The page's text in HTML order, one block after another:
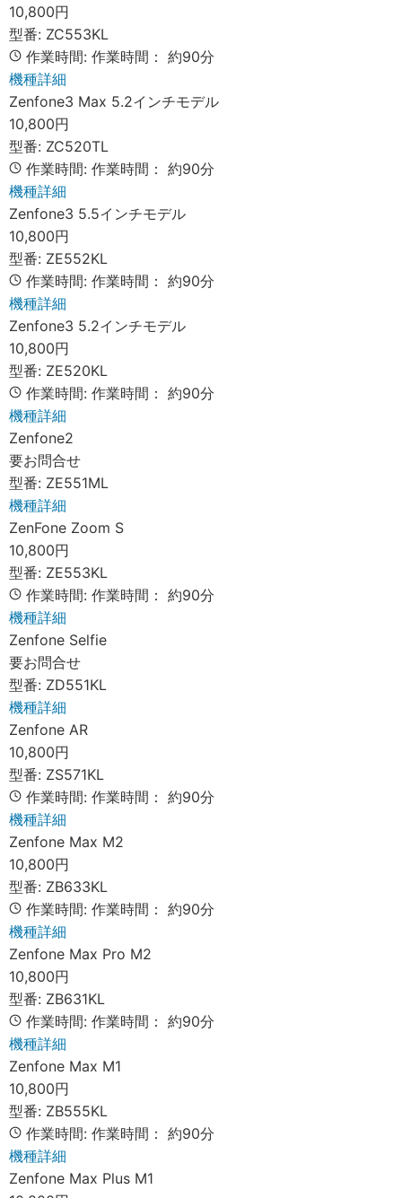
10,800円
型番: ZC553KL
作業時間: 作業時間： 約90分
機種詳細
Zenfone3 Max 5.2インチモデル
10,800円
型番: ZC520TL
作業時間: 作業時間： 約90分
機種詳細
Zenfone3 5.5インチモデル
10,800円
型番: ZE552KL
作業時間: 作業時間： 約90分
機種詳細
Zenfone3 5.2インチモデル
10,800円
型番: ZE520KL
作業時間: 作業時間： 約90分
機種詳細
Zenfone2
要お問合せ
型番: ZE551ML
機種詳細
ZenFone Zoom S
10,800円
型番: ZE553KL
作業時間: 作業時間： 約90分
機種詳細
Zenfone Selfie
要お問合せ
型番: ZD551KL
機種詳細
Zenfone AR
10,800円
型番: ZS571KL
作業時間: 作業時間： 約90分
機種詳細
Zenfone Max M2
10,800円
型番: ZB633KL
作業時間: 作業時間： 約90分
機種詳細
Zenfone Max Pro M2
10,800円
型番: ZB631KL
作業時間: 作業時間： 約90分
機種詳細
Zenfone Max M1
10,800円
型番: ZB555KL
作業時間: 作業時間： 約90分
機種詳細
Zenfone Max Plus M1